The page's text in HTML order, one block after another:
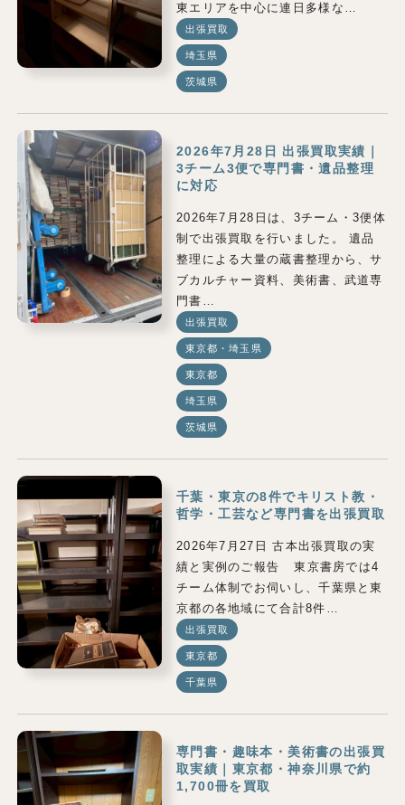
東エリアを中心に連日多様な…
出張買取
埼玉県
茨城県
2026年7月28日 出張買取実績｜
3チーム3便で専門書・遺品整理
に対応
2026年7月28日は、3チーム・3便体
制で出張買取を行いました。 遺品
整理による大量の蔵書整理から、サ
ブカルチャー資料、美術書、武道専
門書…
出張買取
東京都・埼玉県
東京都
埼玉県
茨城県
千葉・東京の8件でキリスト教・
哲学・工芸など専門書を出張買取
2026年7月27日 古本出張買取の実
績と実例のご報告 東京書房では4
チーム体制でお伺いし、千葉県と東
京都の各地域にて合計8件…
出張買取
東京都
千葉県
専門書・趣味本・美術書の出張買
取実績｜東京都・神奈川県で約
1,700冊を買取